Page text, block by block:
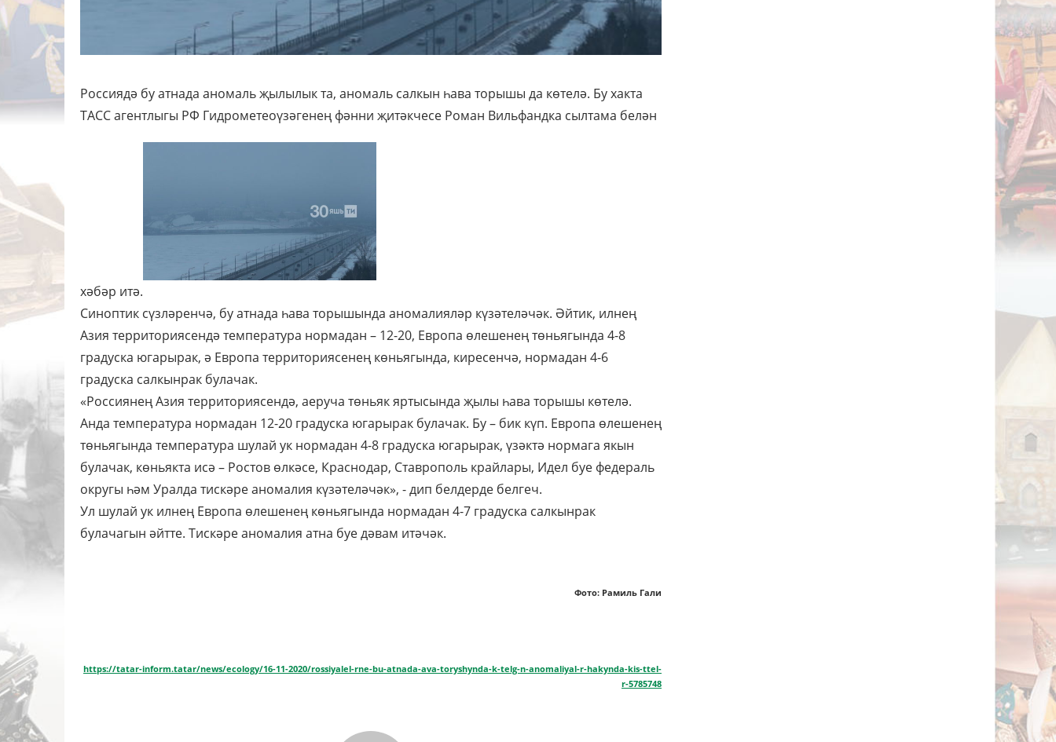
Россиядә бу атнада аномаль җылылык та, аномаль салкын һава торышы да көтелә. Бу хакта
ТАСС агентлыгы РФ Гидрометеоүзәгенең фәнни җитәкчесе Роман Вильфандка сылтама белән
хәбәр итә.
Синоптик сүзләренчә, бу атнада һава торышында аномалияләр күзәтеләчәк. Әйтик, илнең
Азия территориясендә температура нормадан – 12-20, Европа өлешенең төньягында 4-8
градуска югарырак, ә Европа территориясенең көньягында, киресенчә, нормадан 4-6
градуска салкынрак булачак.
«Россиянең Азия территориясендә, аеруча төньяк яртысында җылы һава торышы көтелә.
Анда температура нормадан 12-20 градуска югарырак булачак. Бу – бик күп. Европа өлешенең
төньягында температура шулай ук нормадан 4-8 градуска югарырак, үзәктә нормага якын
булачак, көньякта исә – Ростов өлкәсе, Краснодар, Ставрополь крайлары, Идел буе федераль
округы һәм Уралда тискәре аномалия күзәтеләчәк», - дип белдерде белгеч.
Ул шулай ук илнең Европа өлешенең көньягында нормадан 4-7 градуска салкынрак
булачагын әйтте. Тискәре аномалия атна буе дәвам итәчәк.
Фото: Рамиль Гали
https://tatar-inform.tatar/news/ecology/16-11-2020/rossiyalel-rne-bu-atnada-ava-toryshynda-k-telg-n-anomaliyal-r-hakynda-kis-ttel-
r-5785748